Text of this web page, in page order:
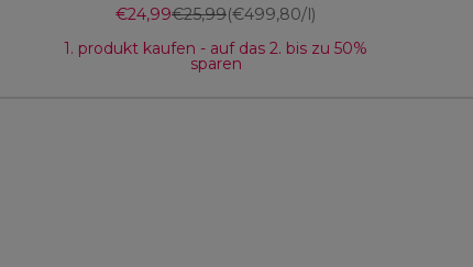
Angebot
€24,99Regulärer Preis
€25,99(€499,80/l)
1. produkt kaufen - auf das 2. bis zu 50%
sparen